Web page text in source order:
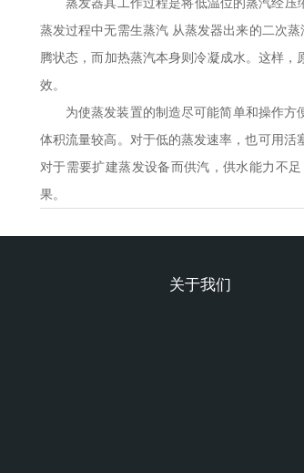
蒸发过程中无需生蒸汽 从蒸发器出来的二次
腾状态，而加热蒸汽本身则冷凝成水。这样
效。
为使蒸发装置的制造尽可能简单和操作
体积流量较高。对于低的蒸发速率，也可用活
对于需要扩建蒸发设备而供汽，供水能力不
果。
关于我们